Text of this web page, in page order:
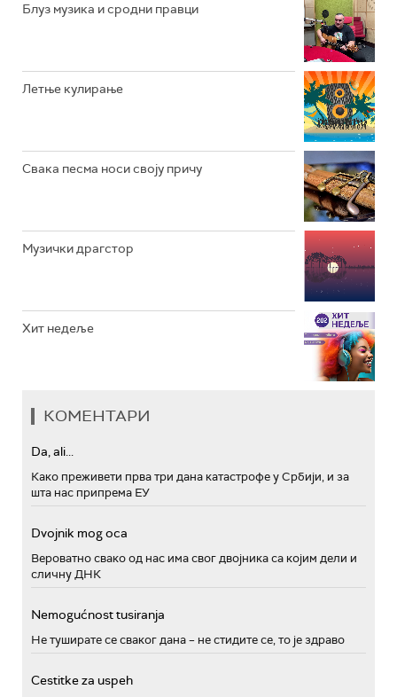
РАДИО ЏЕЗЕР
Блуз музика и сродни правци
Летње кулирање
Свака песма носи своју причу
Музички драгстор
Хит недеље
КОМЕНТАРИ
Da, ali...
Како преживети прва три дана катастрофе у Србији, и за
шта нас припрема ЕУ
Dvojnik mog oca
Вероватно свако од нас има свог двојника са којим дели и
сличну ДНК
Nemogućnost tusiranja
Не туширате се сваког дана – не стидите се, то је здраво
Cestitke za uspeh